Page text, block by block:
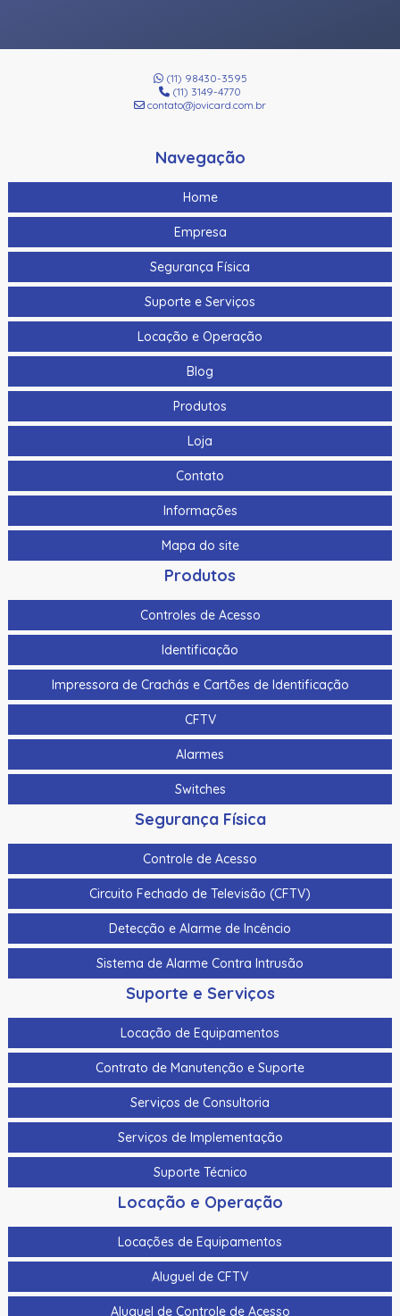
(11) 98430-3595
(11) 3149-4770
contato@jovicard.com.br
Navegação
Home
Empresa
Segurança Física
Suporte e Serviços
Locação e Operação
Blog
Produtos
Loja
Contato
Informações
Mapa do site
Produtos
Controles de Acesso
Identificação
Impressora de Crachás e Cartões de Identificação
CFTV
Alarmes
Switches
Segurança Física
Controle de Acesso
Circuito Fechado de Televisão (CFTV)
Detecção e Alarme de Incêncio
Sistema de Alarme Contra Intrusão
Suporte e Serviços
Locação de Equipamentos
Contrato de Manutenção e Suporte
Serviços de Consultoria
Serviços de Implementação
Suporte Técnico
Locação e Operação
Locações de Equipamentos
Aluguel de CFTV
Aluguel de Controle de Acesso